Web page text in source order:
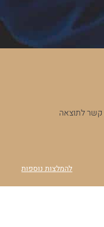
להמלצות נוספות